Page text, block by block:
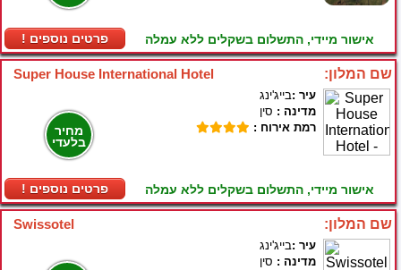
! פרטים נוספים אישור מיידי, התשלום בשקלים ללא עמלה
Super House International Hotel שם המלון:
מחיר
בלעדי
! פרטים נוספים
עיר :בייג'ינג
מדינה : סין
רמת אירוח :
אישור מיידי, התשלום בשקלים ללא עמלה
Swissotel שם המלון:
עיר :בייג'ינג
מדינה : סין